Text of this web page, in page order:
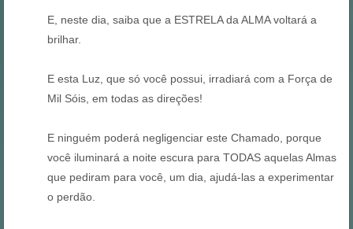
E, neste dia, saiba que a ESTRELA da ALMA voltará a
brilhar.
E esta Luz, que só você possui, irradiará com a Força de
Mil Sóis, em todas as direções!
E ninguém poderá negligenciar este Chamado, porque
você iluminará a noite escura para TODAS aquelas Almas
que pediram para você, um dia, ajudá-las a experimentar
o perdão.